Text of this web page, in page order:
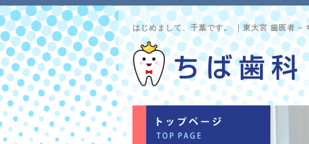
はじめまして、千葉です。 ｜東大宮 歯医者 –